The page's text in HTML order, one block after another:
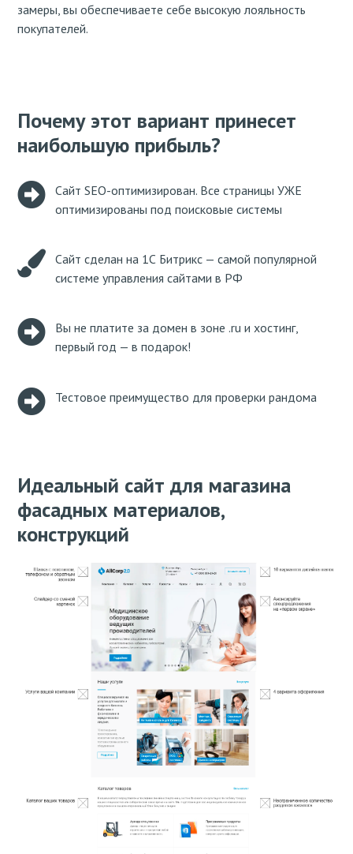
замеры, вы обеспечиваете себе высокую лояльность
покупателей.
Почему этот вариант принесет
наибольшую прибыль?
Сайт SEO-оптимизирован. Все страницы УЖЕ
оптимизированы под поисковые системы
Сайт сделан на 1С Битрикс — самой популярной
системе управления сайтами в РФ
Вы не платите за домен в зоне .ru и хостинг,
первый год — в подарок!
Тестовое преимущество для проверки рандома
Идеальный сайт для магазина
фасадных материалов,
конструкций